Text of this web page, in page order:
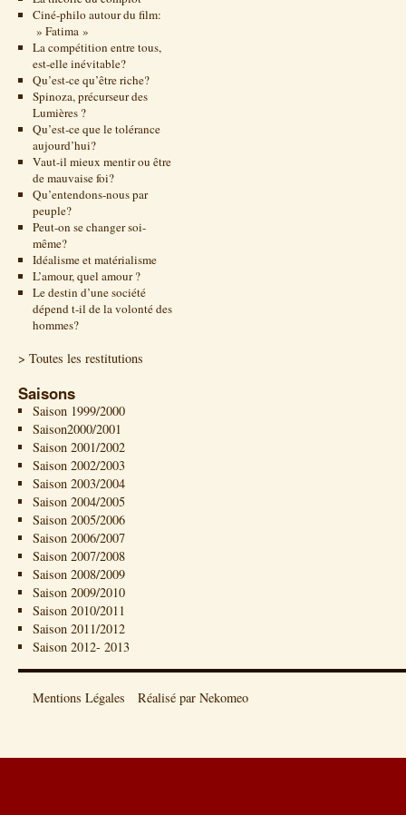
Ciné-philo autour du film:
» Fatima »
La compétition entre tous,
est-elle inévitable?
Qu’est-ce qu’être riche?
Spinoza, précurseur des
Lumières ?
Qu’est-ce que le tolérance
aujourd’hui?
Vaut-il mieux mentir ou être
de mauvaise foi?
Qu’entendons-nous par
peuple?
Peut-on se changer soi-
même?
Idéalisme et matérialisme
L’amour, quel amour ?
Le destin d’une société
dépend t-il de la volonté des
hommes?
> Toutes les restitutions
Saisons
Saison 1999/2000
Saison2000/2001
Saison 2001/2002
Saison 2002/2003
Saison 2003/2004
Saison 2004/2005
Saison 2005/2006
Saison 2006/2007
Saison 2007/2008
Saison 2008/2009
Saison 2009/2010
Saison 2010/2011
Saison 2011/2012
Saison 2012- 2013
Mentions Légales Réalisé par Nekomeo